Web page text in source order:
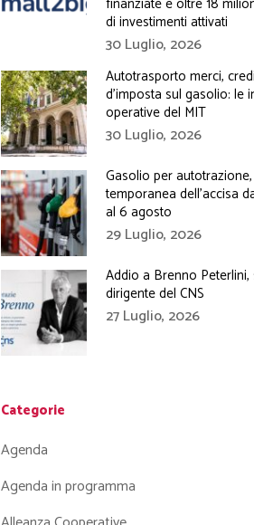
di investimenti attivati
30 Luglio, 2026
Autotrasporto merci,
d’imposta sul gasolio: le
operative del MIT
30 Luglio, 2026
Gasolio per
temporanea dell’accisa
al 6 agosto
29 Luglio, 2026
Addio a Brenno
dirigente del CNS
27 Luglio, 2026
Categorie
Agenda
Agenda in programma